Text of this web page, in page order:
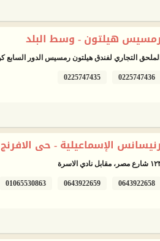
رمسيس هيلتون - وسط البلد
الملحق التجاري لفندق هيلتون رمسيس الدور السابع
0225747436
0225747435
رنيسانس الإسماعيلية - حى الافرنج
مصر، مقابل نادي الاسرة
0643922658
0643922659
01065530863